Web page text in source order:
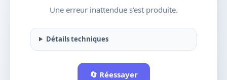
Une erreur inattendue s'est produite.
Détails techniques
🔄 Réessayer